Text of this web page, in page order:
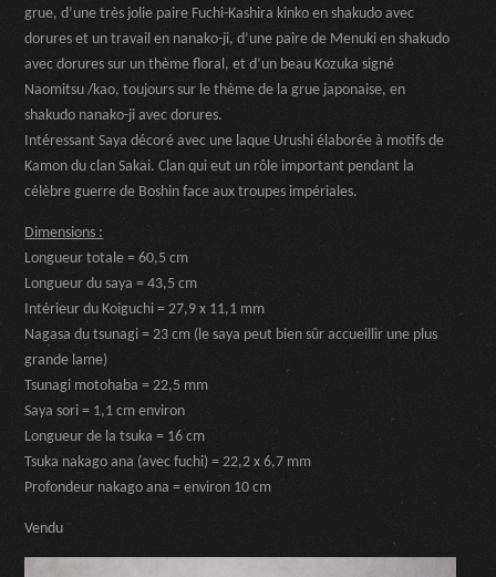
grue, d’une très jolie paire Fuchi-Kashira kinko en shakudo avec
dorures et un travail en nanako-ji, d’une paire de Menuki en shakudo
avec dorures sur un thème floral, et d’un beau Kozuka signé
Naomitsu /kao, toujours sur le thème de la grue japonaise, en
shakudo nanako-ji avec dorures.
Intéressant Saya décoré avec une laque Urushi élaborée à motifs de
Kamon du clan Sakai. Clan qui eut un rôle important pendant la
célèbre guerre de Boshin face aux troupes impériales.
Dimensions :
Longueur totale = 60,5 cm
Longueur du saya = 43,5 cm
Intérieur du Koiguchi = 27,9 x 11,1 mm
Nagasa du tsunagi = 23 cm (le saya peut bien sûr accueillir une plus
grande lame)
Tsunagi motohaba = 22,5 mm
Saya sori = 1,1 cm environ
Longueur de la tsuka = 16 cm
Tsuka nakago ana (avec fuchi) = 22,2 x 6,7 mm
Profondeur nakago ana = environ 10 cm
Vendu